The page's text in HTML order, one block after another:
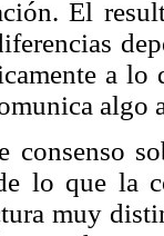
El
a
algo
consenso
lo que la
muy